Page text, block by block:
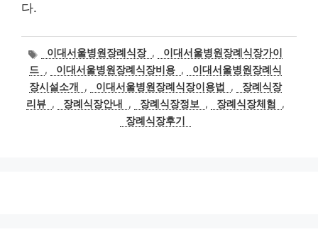
다.
태이대서울병원장례식장 ,
이대서울병원장례식장가이
드 , 이대서울병원장례식장비용 ,
이대서울병원장례식
장시설소개
, 이대서울병원장례식장이용법 ,
장례식장
리뷰 , 장례식장안내 , 장례식장정보 , 장례식장체험
,
장례식장후기